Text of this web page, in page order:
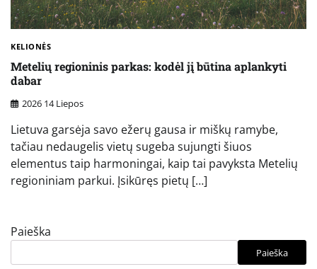
KELIONĖS
Metelių regioninis parkas: kodėl jį būtina aplankyti
dabar
2026 14 Liepos
Lietuva garsėja savo ežerų gausa ir miškų ramybe,
tačiau nedaugelis vietų sugeba sujungti šiuos
elementus taip harmoningai, kaip tai pavyksta Metelių
regioniniam parkui. Įsikūręs pietų […]
Paieška
Paieška